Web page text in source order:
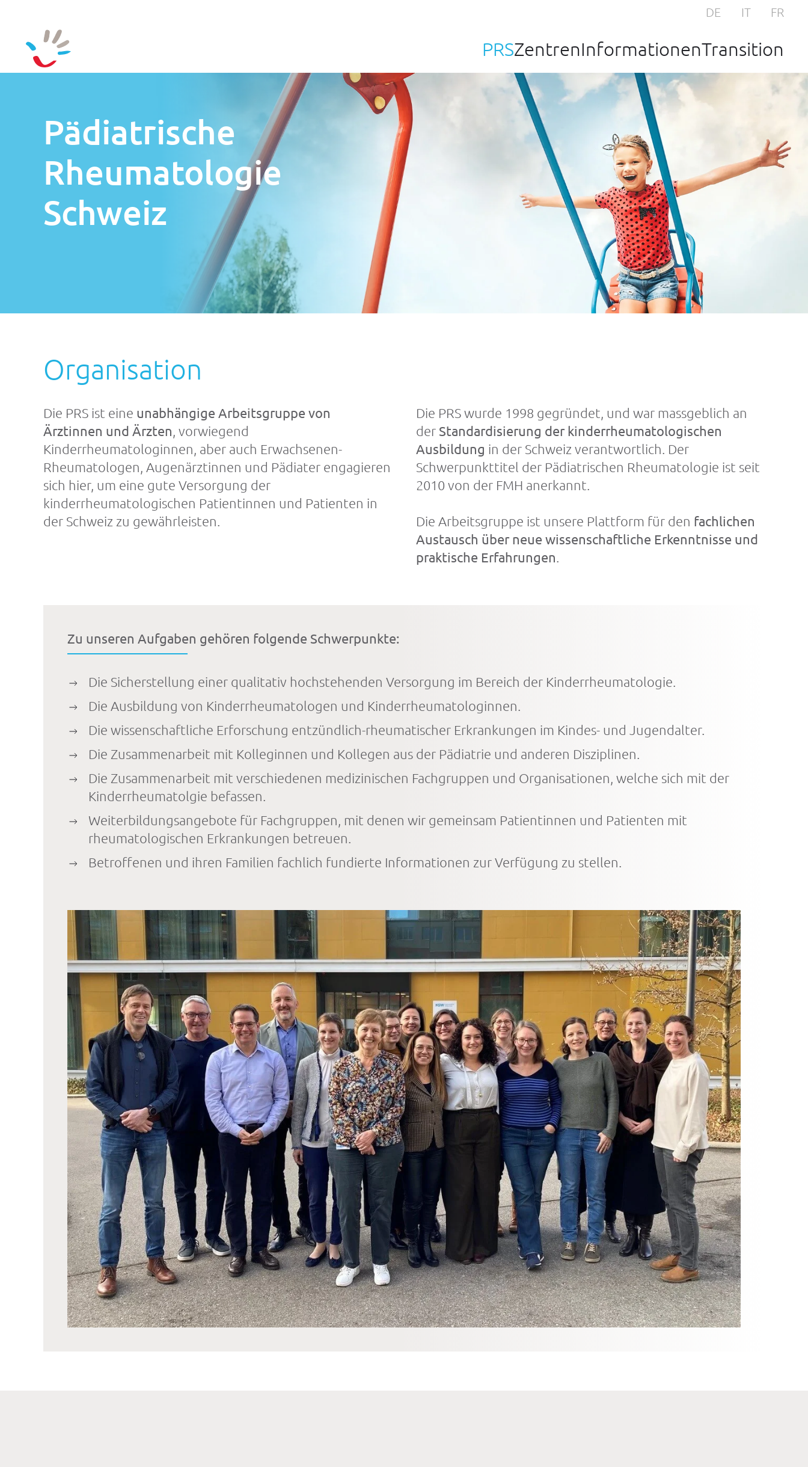
Zum Hauptinhalt springen
DE IT FR
PRSZentrenInformationenTransition
Pädiatrische
Rheumatologie
Schweiz
Organisation
Die PRS ist eine unabhängige Arbeitsgruppe von
Ärztinnen und Ärzten , vorwiegend
Kinderrheumatologinnen, aber auch Erwachsenen-
Rheumatologen, Augenärztinnen und Pädiater engagieren
sich hier, um eine gute Versorgung der
kinderrheumatologischen Patientinnen und Patienten in
der Schweiz zu gewährleisten.
Die PRS wurde 1998 gegründet, und war massgeblich an
der Standardisierung der kinderrheumatologischen
Ausbildung in der Schweiz verantwortlich. Der
Schwerpunkttitel der Pädiatrischen Rheumatologie ist seit
2010 von der FMH anerkannt.
Die Arbeitsgruppe ist unsere Plattform für den fachlichen
Austausch über neue wissenschaftliche Erkenntnisse und
praktische Erfahrungen
Zu unseren Aufgaben gehören folgende Schwerpunkte:
Die Sicherstellung einer qualitativ hochstehenden Versorgung im Bereich der Kinderrheumatologie.
Die Ausbildung von Kinderrheumatologen und Kinderrheumatologinnen.
Die wissenschaftliche Erforschung entzündlich-rheumatischer Erkrankungen im Kindes- und Jugendalter.
Die Zusammenarbeit mit Kolleginnen und Kollegen aus der Pädiatrie und anderen Disziplinen.
Die Zusammenarbeit mit verschiedenen medizinischen Fachgruppen und Organisationen, welche sich mit der
Kinderrheumatolgie befassen.
Weiterbildungsangebote für Fachgruppen, mit denen wir gemeinsam Patientinnen und Patienten mit
rheumatologischen Erkrankungen betreuen.
Betroffenen und ihren Familien fachlich fundierte Informationen zur Verfügung zu stellen.